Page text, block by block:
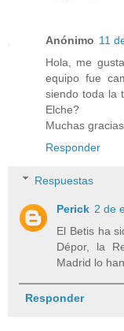
Anónimo 11
Hola, me
equipo fue
siendo toda la
Elche?
Muchas
Responder
Respuestas
Perick 2 de
El Betis ha
Dépor, la
Madrid lo
Responder